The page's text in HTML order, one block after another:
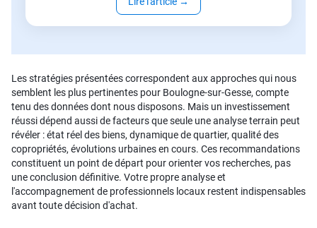
Les stratégies présentées correspondent aux approches qui nous
semblent les plus pertinentes pour Boulogne-sur-Gesse, compte
tenu des données dont nous disposons. Mais un investissement
réussi dépend aussi de facteurs que seule une analyse terrain peut
révéler : état réel des biens, dynamique de quartier, qualité des
copropriétés, évolutions urbaines en cours. Ces recommandations
constituent un point de départ pour orienter vos recherches, pas
une conclusion définitive. Votre propre analyse et
l'accompagnement de professionnels locaux restent indispensables
avant toute décision d'achat.